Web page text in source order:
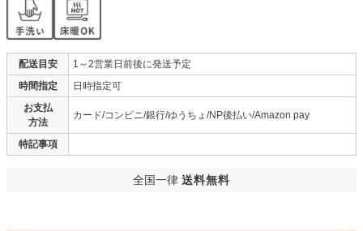
配送目安
1～2営業日前後に発送予定
時間指定
日時指定可
お支払
方法
カード/コンビニ/銀行/ゆうちょ/NP後払い/Amazon pay
特記事項
全国一律 送料無料